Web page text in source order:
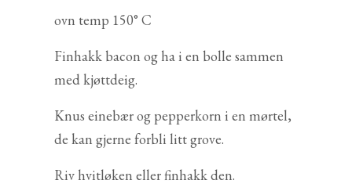
ovn temp 150° C
Finhakk bacon og ha i en bolle sammen
med kjøttdeig.
Knus einebær og pepperkorn i en mørtel,
de kan gjerne forbli litt grove.
Riv hvitløken eller finhakk den.